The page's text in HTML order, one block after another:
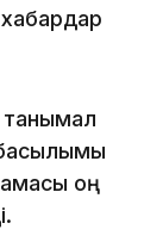
танымал
басылымы
оң